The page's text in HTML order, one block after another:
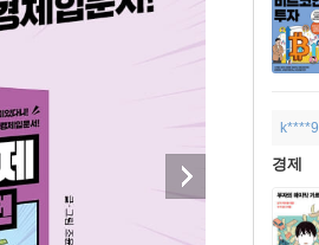
k****9
경제